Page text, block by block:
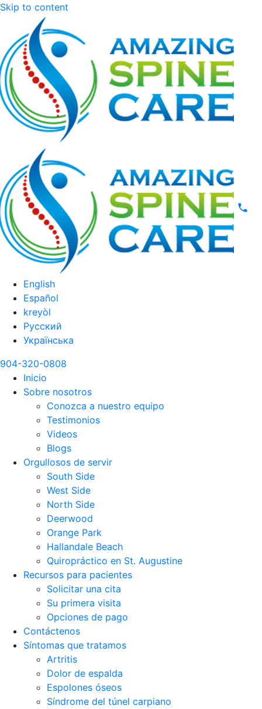
Skip to content
English
Español
kreyòl
Русский
Українська
904-320-0808
Inicio
Sobre nosotros
Conozca a nuestro equipo
Testimonios
Videos
Blogs
Orgullosos de servir
South Side
West Side
North Side
Deerwood
Orange Park
Hallandale Beach
Quiropráctico en St. Augustine
Recursos para pacientes
Solicitar una cita
Su primera visita
Opciones de pago
Contáctenos
Síntomas que tratamos
Artritis
Dolor de espalda
Espolones óseos
Síndrome del túnel carpiano